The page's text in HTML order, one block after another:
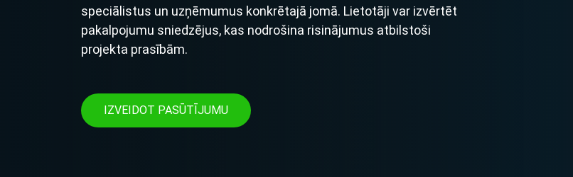
speciālistus un uzņēmumus konkrētajā jomā. Lietotāji var izvērtēt
pakalpojumu sniedzējus, kas nodrošina risinājumus atbilstoši
projekta prasībām.
IZVEIDOT PASŪTĪJUMU